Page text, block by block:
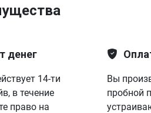
денег
14-ти
в течение
право на
Вы
пробной